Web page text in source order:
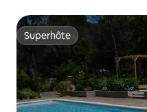
Superhôte
Superhôte